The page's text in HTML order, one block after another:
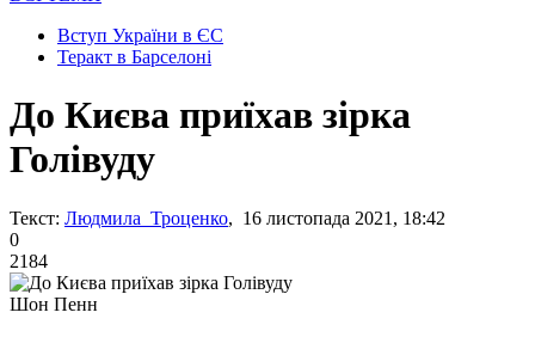
Вступ України в ЄС
Теракт в Барселоні
До Києва приїхав зірка
Голівуду
Текст: Людмила Троценко, 16 листопада 2021, 18:42
0
2184
Шон Пенн